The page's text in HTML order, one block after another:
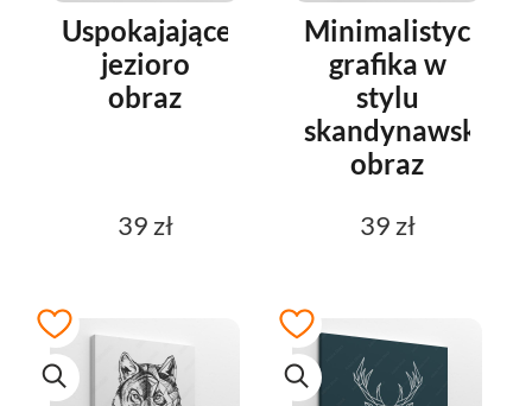
Uspokajające
jezioro
obraz
39 zł
Minimalistyczna
grafika w
stylu
skandynawskim
obraz
39 zł